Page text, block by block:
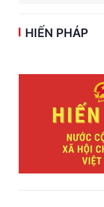
Phát triển
HIẾN PHÁP